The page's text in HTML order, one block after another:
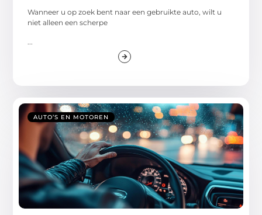
Wanneer u op zoek bent naar een gebruikte auto, wilt u
niet alleen een scherpe
AUTO’S EN MOTOREN